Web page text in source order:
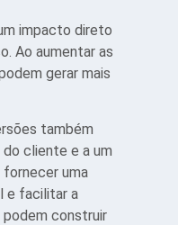
impacto direto
Ao aumentar as
gerar mais
também
cliente e a um
fornecer uma
e facilitar a
podem construir